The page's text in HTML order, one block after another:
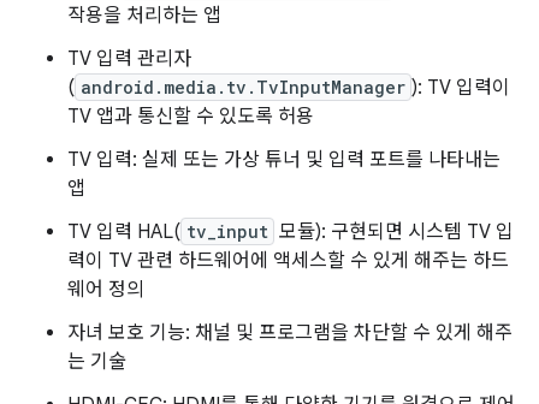
작용을 처리하는 앱
TV 입력 관리자
( android.media.tv.TvInputManager ): TV 입력이
TV 앱과 통신할 수 있도록 허용
TV 입력: 실제 또는 가상 튜너 및 입력 포트를 나타내는
앱
TV 입력 HAL( tv_input 모듈): 구현되면 시스템 TV 입
력이 TV 관련 하드웨어에 액세스할 수 있게 해주는 하드
웨어 정의
자녀 보호 기능: 채널 및 프로그램을 차단할 수 있게 해주
는 기술